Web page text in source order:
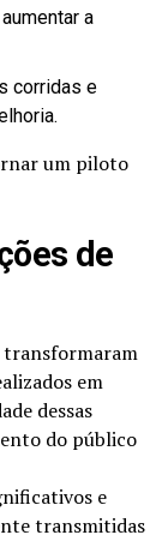
a
corridas e
um piloto
de
transformaram
em
dessas
do público
e
transmitidas